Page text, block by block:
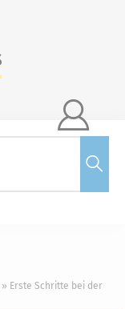

Erste Schritte bei der